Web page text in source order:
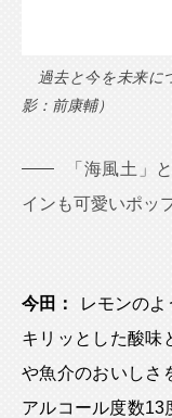
過去と今を未来に
影：前康輔）
「海風土」
インも可愛いポッ
今田：
レモンのよ
キリッとした酸味
や魚介のおいしさ
アルコール度数13